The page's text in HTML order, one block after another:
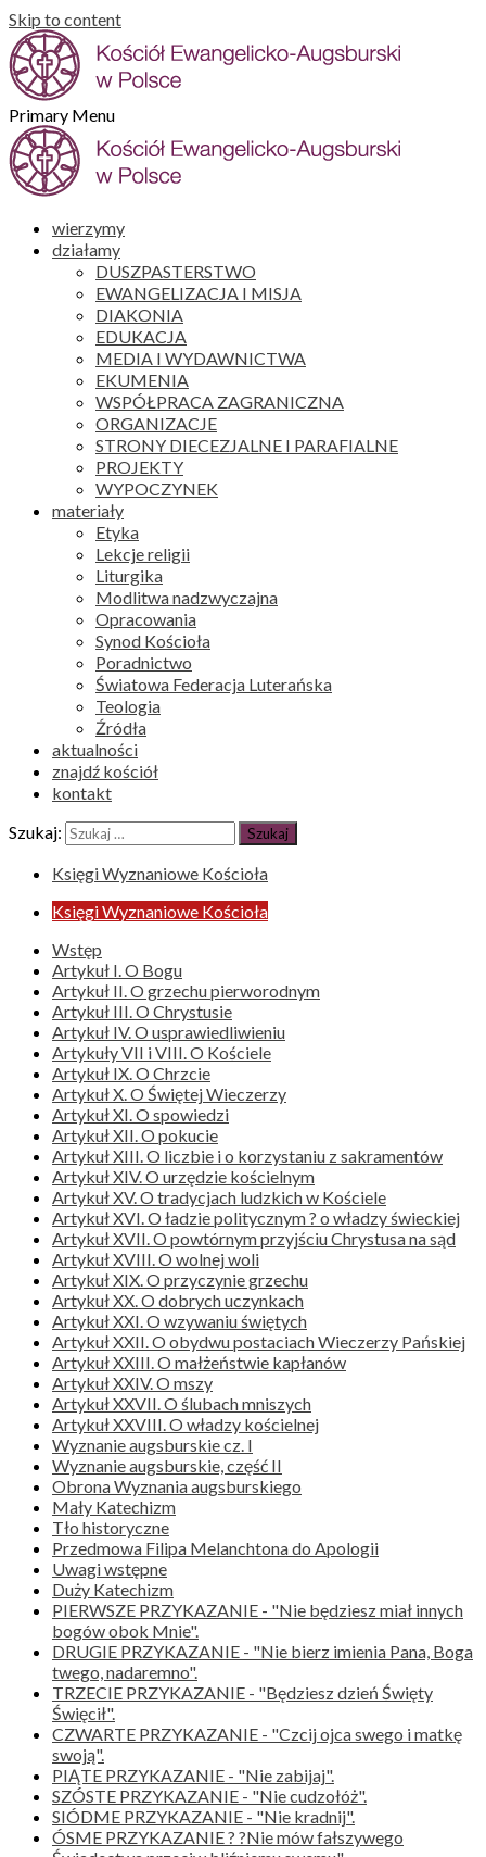
Skip to content
Primary Menu
wierzymy
działamy
DUSZPASTERSTWO
EWANGELIZACJA I MISJA
DIAKONIA
EDUKACJA
MEDIA I WYDAWNICTWA
EKUMENIA
WSPÓŁPRACA ZAGRANICZNA
ORGANIZACJE
STRONY DIECEZJALNE I PARAFIALNE
PROJEKTY
WYPOCZYNEK
materiały
Etyka
Lekcje religii
Liturgika
Modlitwa nadzwyczajna
Opracowania
Synod Kościoła
Poradnictwo
Światowa Federacja Luterańska
Teologia
Źródła
aktualności
znajdź kościół
kontakt
Szukaj:
Księgi Wyznaniowe Kościoła
Księgi Wyznaniowe Kościoła
Wstęp
Artykuł I. O Bogu
Artykuł II. O grzechu pierworodnym
Artykuł III. O Chrystusie
Artykuł IV. O usprawiedliwieniu
Artykuły VII i VIII. O Kościele
Artykuł IX. O Chrzcie
Artykuł X. O Świętej Wieczerzy
Artykuł XI. O spowiedzi
Artykuł XII. O pokucie
Artykuł XIII. O liczbie i o korzystaniu z sakramentów
Artykuł XIV. O urzędzie kościelnym
Artykuł XV. O tradycjach ludzkich w Kościele
Artykuł XVI. O ładzie politycznym ? o władzy świeckiej
Artykuł XVII. O powtórnym przyjściu Chrystusa na sąd
Artykuł XVIII. O wolnej woli
Artykuł XIX. O przyczynie grzechu
Artykuł XX. O dobrych uczynkach
Artykuł XXI. O wzywaniu świętych
Artykuł XXII. O obydwu postaciach Wieczerzy Pańskiej
Artykuł XXIII. O małżeństwie kapłanów
Artykuł XXIV. O mszy
Artykuł XXVII. O ślubach mniszych
Artykuł XXVIII. O władzy kościelnej
Wyznanie augsburskie cz. I
Wyznanie augsburskie, część II
Obrona Wyznania augsburskiego
Mały Katechizm
Tło historyczne
Przedmowa Filipa Melanchtona do Apologii
Uwagi wstępne
Duży Katechizm
PIERWSZE PRZYKAZANIE - "Nie będziesz miał innych
bogów obok Mnie".
DRUGIE PRZYKAZANIE - "Nie bierz imienia Pana, Boga
twego, nadaremno".
TRZECIE PRZYKAZANIE - "Będziesz dzień Święty
Święcił".
CZWARTE PRZYKAZANIE - "Czcij ojca swego i matkę
swoją".
PIĄTE PRZYKAZANIE - "Nie zabijaj".
SZÓSTE PRZYKAZANIE - "Nie cudzołóż".
SIÓDME PRZYKAZANIE - "Nie kradnij".
ÓSME PRZYKAZANIE ? ?Nie mów fałszywego